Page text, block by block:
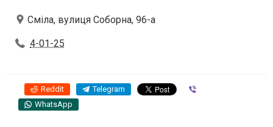
Сміла, вулиця Соборна, 96-а
4-01-25
Reddit Telegram
WhatsApp